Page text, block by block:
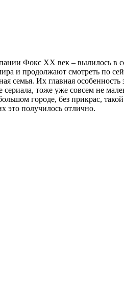
Фокс XX век – вылилось в
и продолжают смотреть по
семья. Их главная
сериала, тоже уже совсем не
городе, без прикрас,
это получилось отлично.